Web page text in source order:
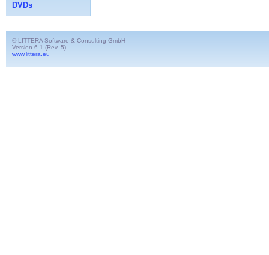
DVDs
© LITTERA Software & Consulting GmbH
Version 6.1 (Rev. 5)
www.littera.eu